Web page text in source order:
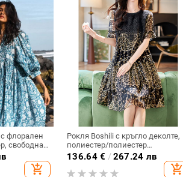
флорален
свободна,
ръкав,
add_shopping_cart
Рокля Boshili с кръгло деколте,
полиестер/полиестер
(полиестер), А-силует, къс
ръкав, лятна, широка,
елегантна, средна
136.64€ /267.24 лв
add_shopping_cart